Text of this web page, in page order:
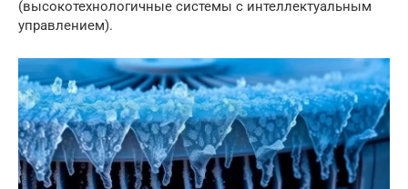
(высокотехнологичные системы с интеллектуальным
управлением).